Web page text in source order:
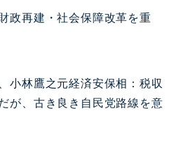
政再建・社会保障改革を重
小林鷹之元経済安保相：税収
が、古き良き自民党路線を意